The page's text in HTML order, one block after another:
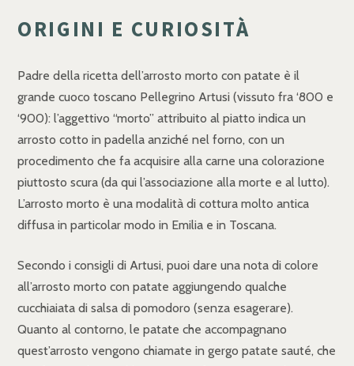
ORIGINI E CURIOSITÀ
Padre della ricetta dell’arrosto morto con patate è il
grande cuoco toscano Pellegrino Artusi (vissuto fra ‘800 e
‘900): l’aggettivo “morto” attribuito al piatto indica un
arrosto cotto in padella anziché nel forno, con un
procedimento che fa acquisire alla carne una colorazione
piuttosto scura (da qui l’associazione alla morte e al lutto).
L’arrosto morto è una modalità di cottura molto antica
diffusa in particolar modo in Emilia e in Toscana.
Secondo i consigli di Artusi, puoi dare una nota di colore
all’arrosto morto con patate aggiungendo qualche
cucchiaiata di salsa di pomodoro (senza esagerare).
Quanto al contorno, le patate che accompagnano
quest’arrosto vengono chiamate in gergo patate sauté, che